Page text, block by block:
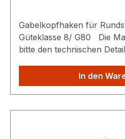
Gabelkopfhaken für
Güteklasse 8/ G80 Die
bitte den technischen
unserem Shop kaufen,
die höheren Versandkosten
In den